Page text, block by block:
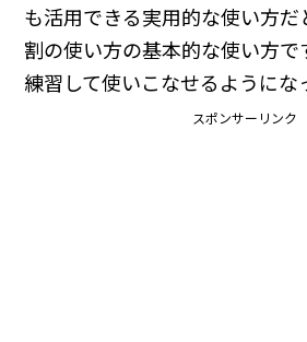
も活用できる実用的な使い方
割の使い方の基本的な使い方で
練習して使いこなせるようにな
スポンサーリンク